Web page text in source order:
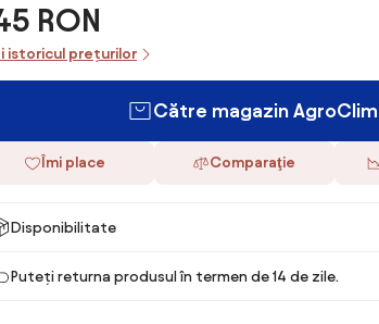
RON
istoricul prețurilor
Către magazin
Îmi place Comparaţie
Disponibilitate
Puteți returna produsul în termen de 14 de zile.